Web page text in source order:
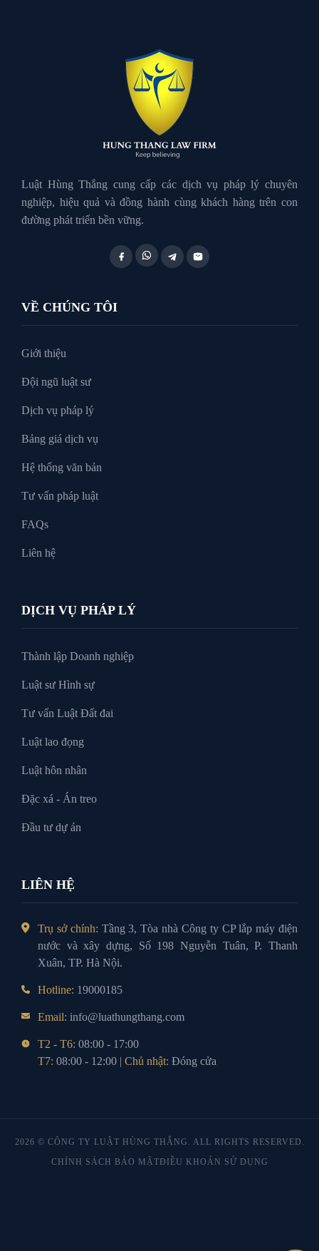
Luật Giao Thông
Luật Hành Chính
Luật Hôn Nhân Gia Đình
Xin tại ngoại
Luật Hùng Thắng cung cấp các dịch vụ pháp lý chuyên
nghiệp, hiệu quả và đồng hành cùng khách hàng trên con
đường phát triển bền vững.
VỀ CHÚNG TÔI
Giới thiệu
Đội ngũ luật sư
Dịch vụ pháp lý
Bảng giá dịch vụ
Hệ thống văn bản
Tư vấn pháp luật
FAQs
Liên hệ
DỊCH VỤ PHÁP LÝ
Thành lập Doanh nghiệp
Luật sư Hình sự
Tư vấn Luật Đất đai
Luật lao đọng
Luật hôn nhân
Đặc xá - Án treo
Đầu tư dự án
LIÊN HỆ
Trụ sở chính: Tầng 3, Tòa nhà Công ty CP lắp máy điện
nước và xây dựng, Số 198 Nguyễn Tuân, P. Thanh
Xuân, TP. Hà Nội.
Hotline: 19000185
Email: info@luathungthang.com
T2 - T6: 08:00 - 17:00
T7: 08:00 - 12:00 |Chủ nhật:Đóng cửa
CHÍNH SÁCH BẢO MẬTĐIỀU KHOẢN SỬ DỤNG
2026 © CÔNG TY LUẬT HÙNG THẮNG. ALL RIGHTS RESERVED.